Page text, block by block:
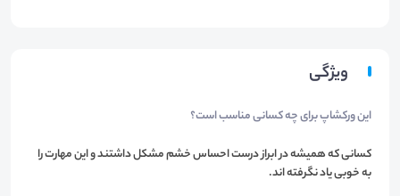
ویژگی
این ورکشاپ برای چه کسانی مناسب است؟
كسانی كه هميشه در ابراز درست احساس خشم مشكل داشتند و این مهارت را
به خوبی یاد نگرفته اند.